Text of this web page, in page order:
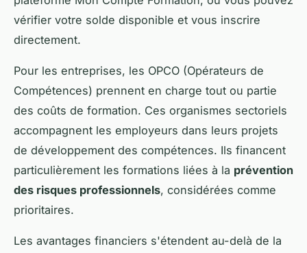
vérifier votre solde disponible et vous inscrire
directement.
Pour les entreprises, les OPCO (Opérateurs de
Compétences) prennent en charge tout ou partie
des coûts de formation. Ces organismes sectoriels
accompagnent les employeurs dans leurs projets
de développement des compétences. Ils financent
particulièrement les formations liées à la prévention
des risques professionnels, considérées comme
prioritaires.
Les avantages financiers s'étendent au-delà de la